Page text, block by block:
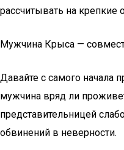
рассчитывать на крепкие
Мужчина Крыса —
Давайте с самого начала
мужчина вряд ли
представительницей
обвинений в неверности.